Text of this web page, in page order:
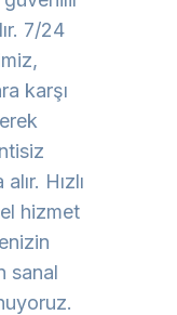
7/24
karşı
Hızlı
hizmet
sanal